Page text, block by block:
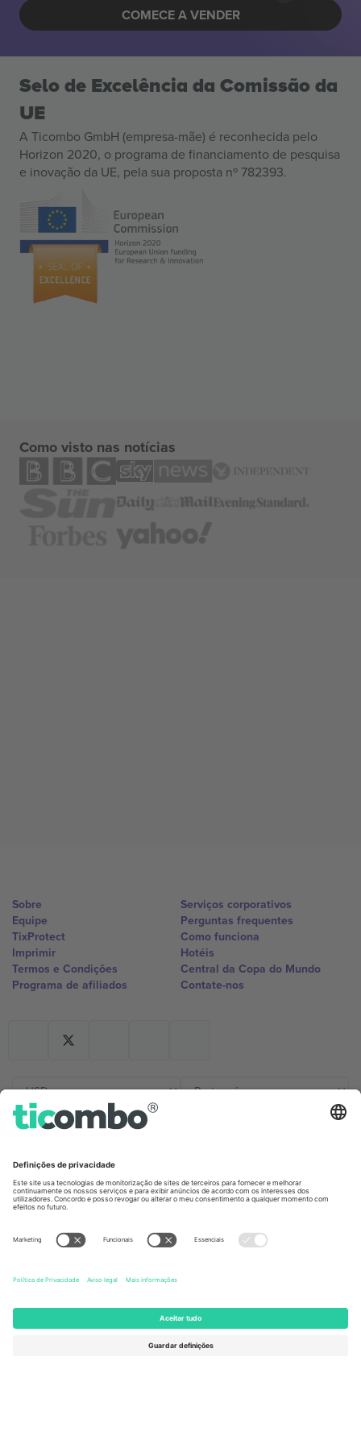
COMECE A VENDER
Selo de Excelência da Comissão da
UE
A Ticombo GmbH (empresa-mãe) é reconhecida pelo
Horizon 2020, o programa de financiamento de pesquisa
e inovação da UE, pela sua proposta nº 782393.
Como visto nas notícias
Sobre
Equipe
TixProtect
Imprimir
Termos e Condições
Programa de afiliados
Serviços corporativos
Perguntas frequentes
Como funciona
Hotéis
Central da Copa do Mundo
Contate-nos
Germany
Unter den Linden 24, 10117
United Kingdom
167 City Road, London, Greater
Kingdom
United States
Newark, Delaware 19713, United
States
Engelberg, Switzerland